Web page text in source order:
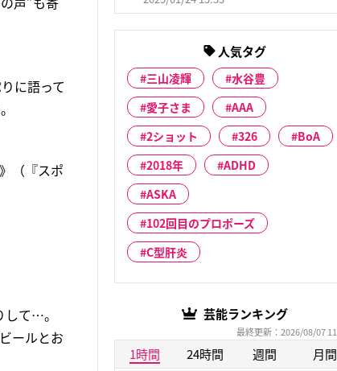
に語って
（『スポ
て…。
ールとお
人気タグ
三山凌輝
水谷豊
愛子さま
AAA
2ショット
326
BoA
2018年
ADHD
ASKA
102回目のプロポーズ
C型肝炎
芸能ランキング
最終更新：2026/08/07
1時間 24時間 週間 月間